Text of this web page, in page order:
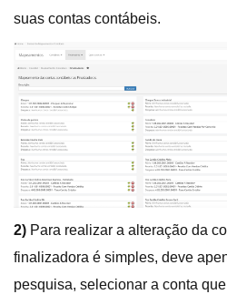
suas contas contábeis.
2) Para realizar a alteração da
finalizadora é simples, deve
pesquisa, selecionar a conta